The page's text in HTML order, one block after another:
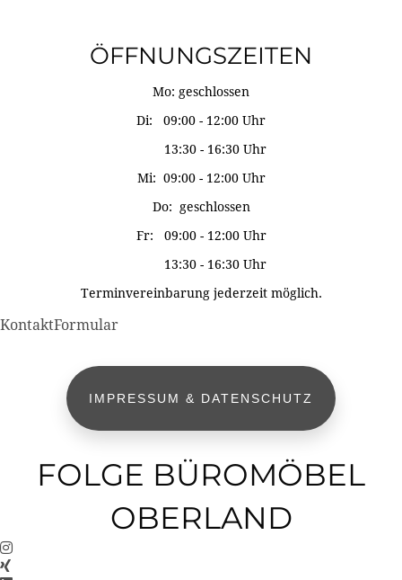
ÖFFNUNGSZEITEN
Mo: geschlossen
Di: 09:00 - 12:00 Uhr
13:30 - 16:30 Uhr
Mi: 09:00 - 12:00 Uhr
Do: geschlossen
Fr: 09:00 - 12:00 Uhr
13:30 - 16:30 Uhr
Terminvereinbarung jederzeit möglich.
KontaktFormular
IMPRESSUM & DATENSCHUTZ
FOLGE BÜROMÖBEL
OBERLAND